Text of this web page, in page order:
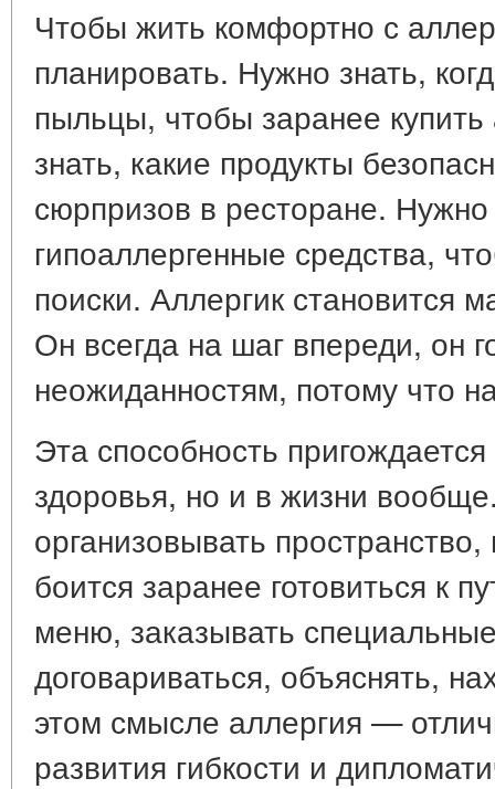
Чтобы жить комфортно с
планировать. Нужно знать,
пыльцы, чтобы заранее
знать, какие продукты
сюрпризов в ресторане.
гипоаллергенные средства,
поиски. Аллергик становится
Он всегда на шаг впереди, он
неожиданностям, потому что
Эта способность
здоровья, но и в жизни
организовывать
боится заранее готовиться к
меню, заказывать
договариваться, объяснять,
этом смысле аллергия —
развития гибкости и